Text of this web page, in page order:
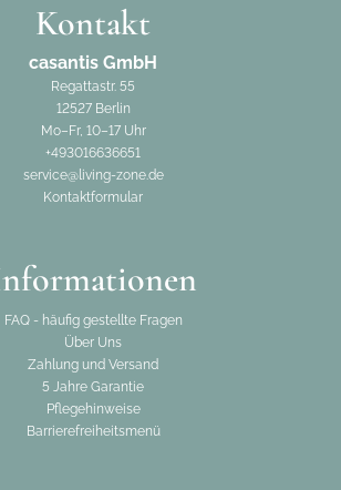
Kontakt
casantis GmbH
Regattastr. 55
12527 Berlin
Mo–Fr, 10–17 Uhr
+493016636651
service@living-zone.de
Kontaktformular
FAQ - häufig gestellte Fragen
Über Uns
Zahlung und Versand
5 Jahre Garantie
Pflegehinweise
Barrierefreiheitsmenü